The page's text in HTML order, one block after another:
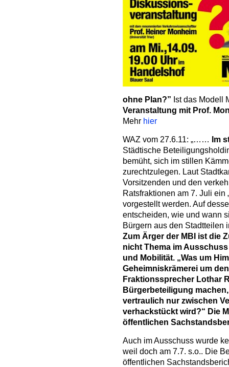
ohne Plan?” Ist das Modell
Veranstaltung mit Prof.
Mehr hier
WAZ vom 27.6.11: „……
Im
Städtische
bemüht, sich im stillen
zurechtzulegen. Laut
Vorsitzenden und den
Ratsfraktionen am 7. Juli ein
vorgestellt werden. Auf
entscheiden, wie und wann
Bürgern aus den Stadtteilen
Zum Ärger der MBI ist die
nicht Thema im
und Mobilität. „Was um
Geheimniskrämerei um
Fraktionssprecher Lothar
Bürgerbeteiligung
vertraulich nur zwischen
verhackstückt wird?“ Die
öffentlichen
Auch im Ausschuss wurde
weil doch am 7.7. s.o.. Die
öffentlichen